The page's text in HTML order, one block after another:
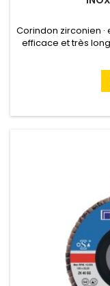
Corindon zirconien
efficace et très
les aciers alliés,
très solides, l'acier
· adapté en
pour